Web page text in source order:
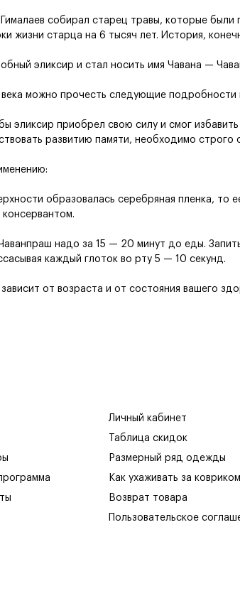
Гималаев собирал старец травы, которые
жизни старца на 6 тысяч лет. История,
эликсир и стал носить имя Чавана —
века можно прочесть следующие
эликсир приобрел свою силу и смог
развитию памяти, необходимо строго
образовалась серебряная пленка,
надо за 15 — 20 минут до еды.
каждый глоток во рту 5 — 10 секунд.
от возраста и от состояния вашего
Личный кабинет
Таблица скидок
Размерный ряд одежды
Как ухаживать за ковриком
Возврат товара
Пользовательское